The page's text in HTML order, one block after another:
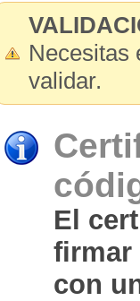
Necesitas
validar.
El
firmar
con